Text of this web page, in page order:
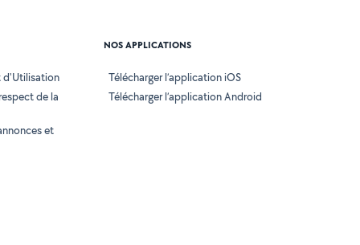
d'Utilisation
de la
et
NOS APPLICATIONS
Télécharger l’application iOS
Télécharger l’application Android